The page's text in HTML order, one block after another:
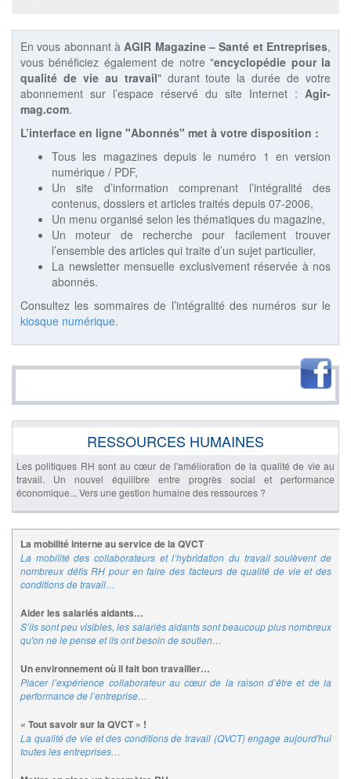
En vous abonnant àAGIR Magazine – Santé et Entreprises,
vous bénéficiez également de notre "encyclopédie pour la
qualité de vie au travail" durant toute la durée de votre
abonnement sur l’espace réservé du site Internet : Agir-
mag.com.
L’interface en ligne "Abonnés" met à votre disposition :
Tous les magazines depuis le numéro 1 en version
numérique / PDF,
Un site d’information comprenant l’intégralité des
contenus, dossiers et articles traités depuis 07-2006,
Un menu organisé selon les thématiques du magazine,
Un moteur de recherche pour facilement trouver
l’ensemble des articles qui traite d’un sujet particulier,
La newsletter mensuelle exclusivement réservée à nos
abonnés.
Consultez les sommaires de l’intégralité des numéros sur le
kiosque numérique.
RESSOURCES HUMAINES
Les politiques RH sont au cœur de l'amélioration de la qualité de vie au
travail. Un nouvel équilibre entre progrès social et performance
économique... Vers une gestion humaine des ressources ?
La mobilité interne au service de la QVCT
La mobilité des collaborateurs et l’hybridation du travail soulèvent de
nombreux défis RH pour en faire des facteurs de qualité de vie et des
conditions de travail…
Aider les salariés aidants…
S’ils sont peu visibles, les salariés aidants sont beaucoup plus nombreux
qu'on ne le pense et ils ont besoin de soutien…
Un environnement où il fait bon travailler…
Placer l’expérience collaborateur au cœur de la raison d’être et de la
performance de l’entreprise…
« Tout savoir sur la QVCT » !
La qualité de vie et des conditions de travail (QVCT) engage aujourd'hui
toutes les entreprises…